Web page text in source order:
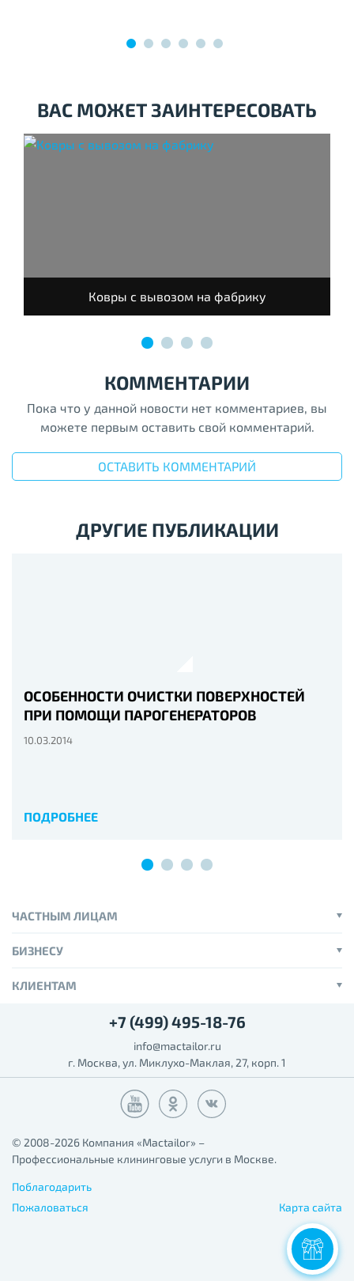
ВАС МОЖЕТ ЗАИНТЕРЕСОВАТЬ
Ковры с вывозом на фабрику
КОММЕНТАРИИ
Пока что у данной новости нет комментариев, вы
можете первым оставить свой комментарий.
ОСТАВИТЬ КОММЕНТАРИЙ
ДРУГИЕ ПУБЛИКАЦИИ
ОСОБЕННОСТИ ОЧИСТКИ ПОВЕРХНОСТЕЙ
ПРИ ПОМОЩИ ПАРОГЕНЕРАТОРОВ
10.03.2014
ПОДРОБНЕЕ
ЧАСТНЫМ ЛИЦАМ
БИЗНЕСУ
КЛИЕНТАМ
+7 (499) 495-18-76
info@mactailor.ru
г. Москва, ул. Миклухо-Маклая, 27, корп. 1
© 2008-2026 Компания «Mactailor» –
Профессиональные клининговые услуги в Москве.
Поблагодарить
Пожаловаться
Карта сайта